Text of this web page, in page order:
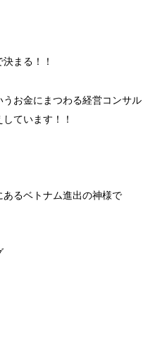
決まる！！
お金にまつわる経営コンサル
ています！！
あるベトナム進出の神様で